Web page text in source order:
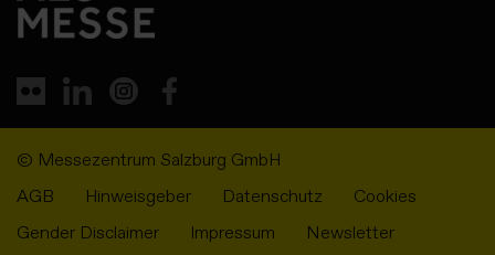
© Messezentrum Salzburg GmbH
AGB
Hinweisgeber Datenschutz
Cookies
Gender Disclaimer
Impressum Newsletter